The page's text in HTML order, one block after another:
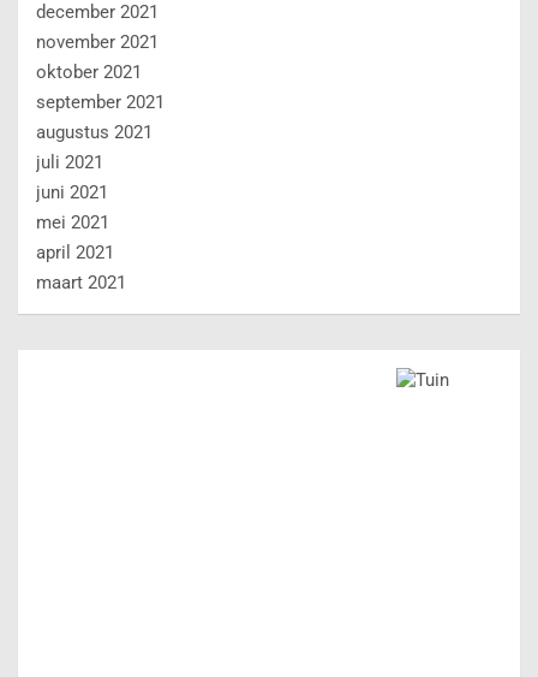
december 2021
november 2021
oktober 2021
september 2021
augustus 2021
juli 2021
juni 2021
mei 2021
april 2021
maart 2021